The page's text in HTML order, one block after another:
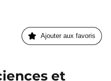
Ajouter aux favoris
et